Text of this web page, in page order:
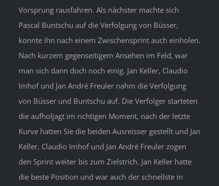
Vorsprung rausfahren. Als nächster machte sich
Pascal Buntschu auf die Verfolgung von Büsser,
konnte ihn nach einem Zwischensprint auch einholen.
Nach kurzem gegenseitigem Ansehen im Feld, war
man sich dann doch noch einig. Jan Keller, Claudio
Imhof und Jan André Freuler nahm die Verfolgung
von Büsser und Buntschu auf. Die Verfolger starteten
die aufholjagt im richtigen Moment, nach der letzte
Kurve hatten Sie die beiden Ausreisser gestellt und Jan
Keller, Claudio Imhof und Jan André Freuler zogen
den Sprint weiter bis zum Zielstrich. Jan Keller hatte
die beste Position und war auch der schnellste in